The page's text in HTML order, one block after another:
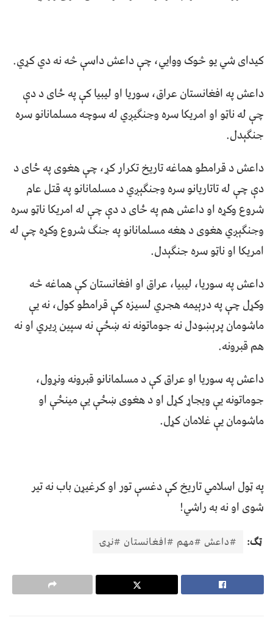
کيدای شي يو څوک ووايي، چې داعش داسې څه نه دي کړي.
داعش په افغانستان عراق، سوريا او ليبيا کې په ځای د دې
چې له ناټو او امريکا سره وجنګيږي له سوچه مسلمانانو سره
جنګېدل.
داعش د قرامطو هماغه تاريخ تکرار کړ، چې هغوی په ځای د
دې چې له تاتاريانو سره وجنګېږي د مسلمانانو په قتل عام
شروع وکړه او داعش هم په ځای د دې چې له امريکا ناټو سره
وجنګېږي هغوی د هغه مسلمانانو په جنګ شروع وکړه چې له
امريکا او ناټو سره جنګېدل.
داعش په سوريا، ليبيا، عراق او افغانستان کې هماغه څه
وکړل چې په درېيمه هجري لسيزه کې قرامطو کول‌، نه يې
ماشومان پرېښودل نه جوماتونه نه ښځې نه سپين ږيري او نه
هم قبرونه.
داعش په سوريا او عراق کې د مسلمانانو قبرونه ونړول،
جوماتونه يې ويجاړ کړل او د هغوی ښځې یې مينځې او
ماشومان یې غلامان کړل.
په ټول اسلامي تاريخ کې دغسې تور او کرغیړن باب نه تير
شوی او نه به راشي!
ټګ: #داعش #مهم #افغانستان #نړۍ